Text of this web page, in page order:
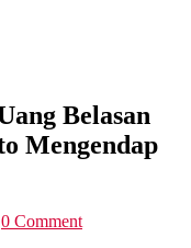
Belasan
Mengendap
0 Comment